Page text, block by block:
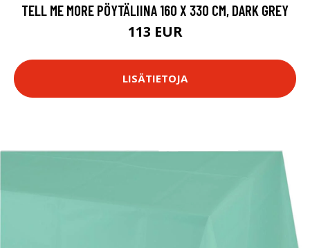
TELL ME MORE PÖYTÄLIINA 160 X 330 CM, DARK GREY
113 EUR
LISÄTIETOJA